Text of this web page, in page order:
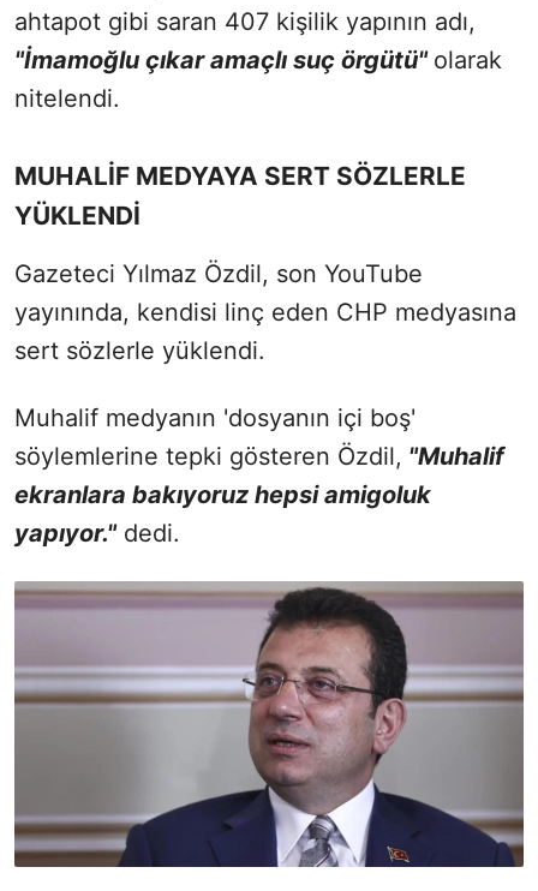
ahtapot gibi saran 407 kişilik yapının adı,
"İmamoğlu çıkar amaçlı suç örgütü" olarak
nitelendi.
MUHALİF MEDYAYA SERT SÖZLERLE
YÜKLENDİ
Gazeteci Yılmaz Özdil, son YouTube
yayınında, kendisi linç eden CHP medyasına
sert sözlerle yüklendi.
Muhalif medyanın 'dosyanın içi boş'
söylemlerine tepki gösteren Özdil, "Muhalif
ekranlara bakıyoruz hepsi amigoluk
yapıyor."dedi.